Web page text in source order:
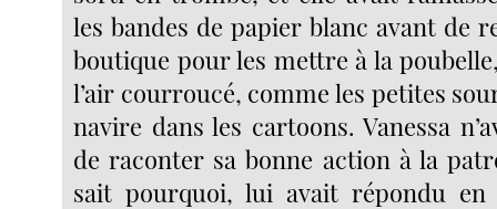
les bandes de papier blanc avant de
boutique pour les mettre à la
l’air courroucé, comme les petites
navire dans les cartoons. Vanessa
de raconter sa bonne action à la
sait pourquoi, lui avait répondu